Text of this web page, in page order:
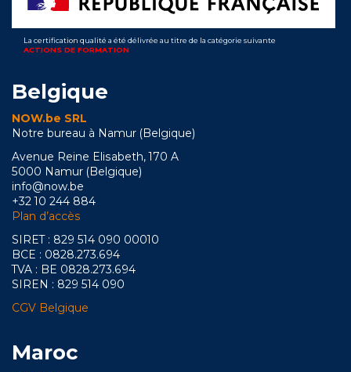
La certification qualité a été délivrée au titre de la catégorie suivante
ACTIONS DE FORMATION
Belgique
NOW.be SRL
Notre bureau à Namur (Belgique)
Avenue Reine Elisabeth, 170 A
5000 Namur (Belgique)
info@now.be
+32 10 244 884
Plan d’accès
SIRET : 829 514 090 00010
BCE : 0828.273.694
TVA : BE 0828.273.694
SIREN : 829 514 090
CGV Belgique
Maroc